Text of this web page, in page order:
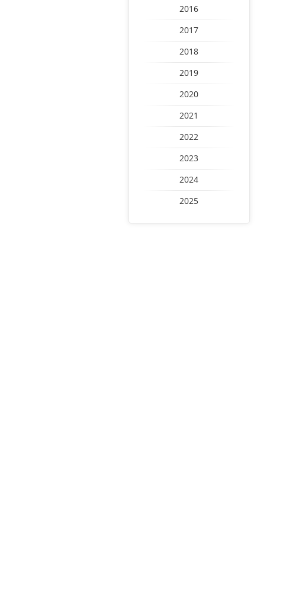
2016
2017
2018
2019
2020
2021
2022
2023
2024
2025